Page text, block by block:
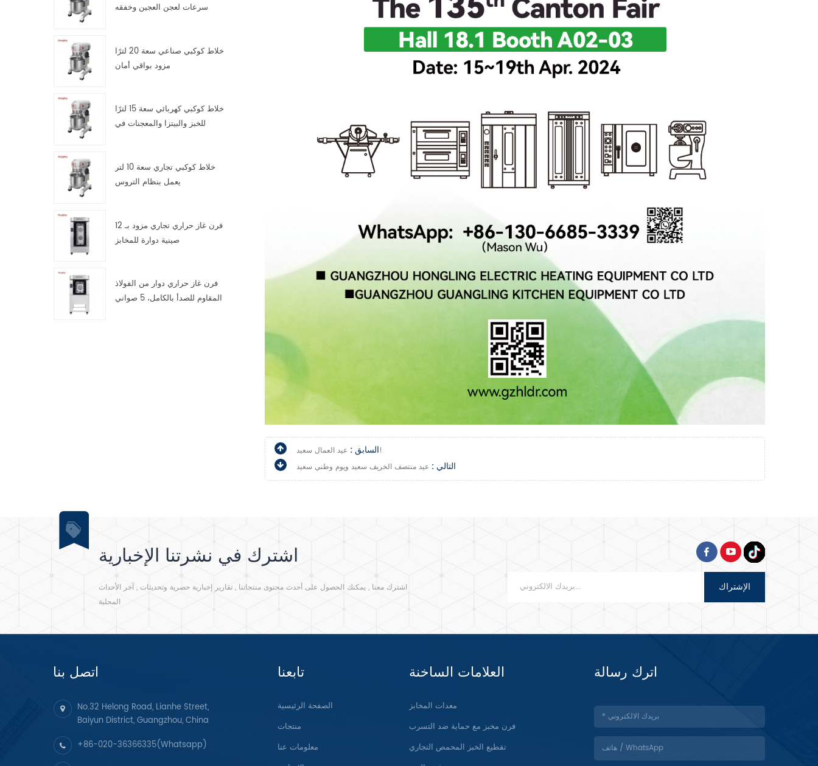
سرعات لعجن العجين وخفقه
خلاط كوكبي صناعي سعة 20 لترًا
مزود بواقي أمان
خلاط كوكبي كهربائي سعة 15 لترًا
للخبز والبيتزا والمعجنات في
خلاط كوكبي تجاري سعة 10 لتر
يعمل بنظام التروس
فرن غاز حراري تجاري مزود بـ 12
صينية دوارة للمخابز
فرن غاز حراري دوار من الفولاذ
المقاوم للصدأ بالكامل، 5 صواني
السابق :عيد العمال سعيد!
التالي : عيد منتصف الخريف سعيد ويوم وطني سعيد
اشترك في نشرتنا الإخبارية
اشترك معنا , يمكنك الحصول على أحدث محتوى منتجاتنا , تقارير إخبارية حصرية وتحديثات , آخر الأحداث
المحلية
الإشتراك
اتصل بنا
No.32 Helong Road, Lianhe Street,
Baiyun District, Guangzhou, China
+86-020-36366335(Whatsapp)
تابعنا
الصفحة الرئيسية
منتجات
معلومات عنا
العلامات الساخنة
معدات المخابز
فرن مخبز مع حماية ضد التسرب
تقطيع الخبز المحمص التجاري
اترك رسالة